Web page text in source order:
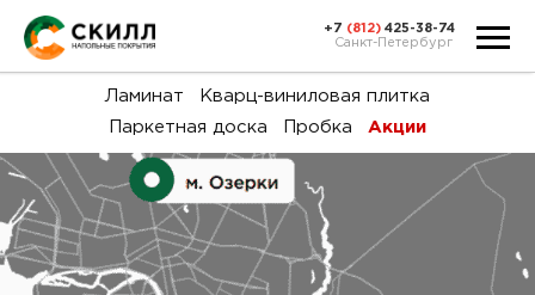
+7 (812) 425-38-74
Санкт-Петербург
Ламинат
Кварц-виниловая плитка
Паркетная доска
Пробка Акции